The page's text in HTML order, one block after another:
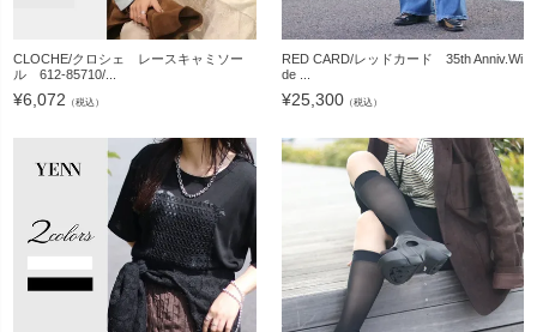
CLOCHE/クロシェ レースキャミソー
ル 612-85710/...
¥6,072 （税込）
RED CARD/レッドカード 35th Anniv.Wi
de ...
¥25,300（税込）